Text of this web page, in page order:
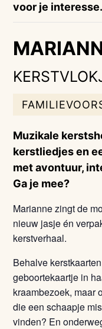
voor je interesse.
Muzikale
kerstliedjes en
met avontuur,
Ga je mee?
Marianne zingt de
nieuw jasje én
kerstverhaal.
Behalve
geboortekaartje in
kraambezoek, maar
die een schaapje
vinden? En